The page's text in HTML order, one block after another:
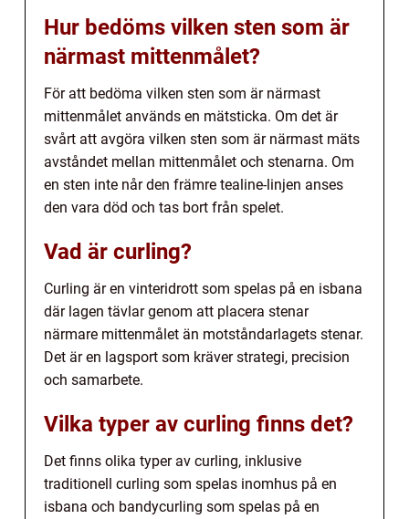
Hur bedöms vilken sten som är
närmast mittenmålet?
För att bedöma vilken sten som är närmast
mittenmålet används en mätsticka. Om det är
svårt att avgöra vilken sten som är närmast mäts
avståndet mellan mittenmålet och stenarna. Om
en sten inte når den främre tealine-linjen anses
den vara död och tas bort från spelet.
Vad är curling?
Curling är en vinteridrott som spelas på en isbana
där lagen tävlar genom att placera stenar
närmare mittenmålet än motståndarlagets stenar.
Det är en lagsport som kräver strategi, precision
och samarbete.
Vilka typer av curling finns det?
Det finns olika typer av curling, inklusive
traditionell curling som spelas inomhus på en
isbana och bandycurling som spelas på en